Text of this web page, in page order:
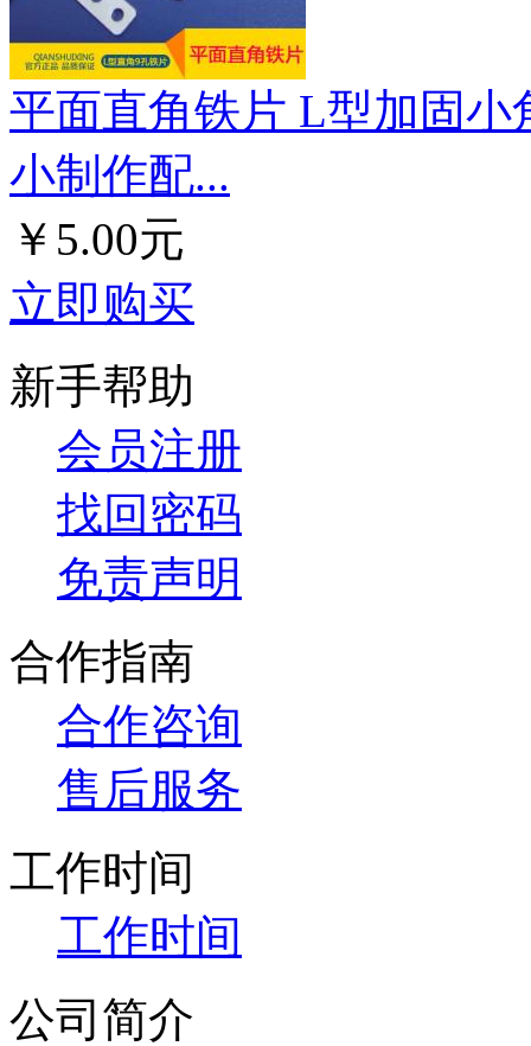
平面直角铁片 L型加固小
小制作配...
￥5.00元
立即购买
新手帮助
会员注册
找回密码
免责声明
合作指南
合作咨询
售后服务
工作时间
工作时间
公司简介